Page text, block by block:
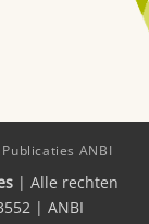
Publicaties ANBI
| Alle rechten
| ANBI